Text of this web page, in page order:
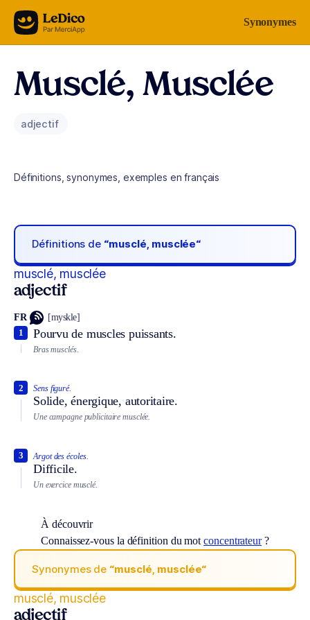
Aller au contenu Synonymes
Musclé, Musclée
adjectif
Définitions, synonymes, exemples en français
Définitions de “musclé, musclée“
musclé, musclée
adjectif
FR [myskle]
Pourvu de muscles puissants.
1
Bras musclés.
Sens figuré.
Solide, énergique, autoritaire.
2
Une campagne publicitaire musclée.
Argot des écoles.
Difficile.
3
Un exercice musclé.
À découvrir
Connaissez-vous la définition du motconcentrateur?
Synonymes de “musclé, musclée“
musclé, musclée
adjectif